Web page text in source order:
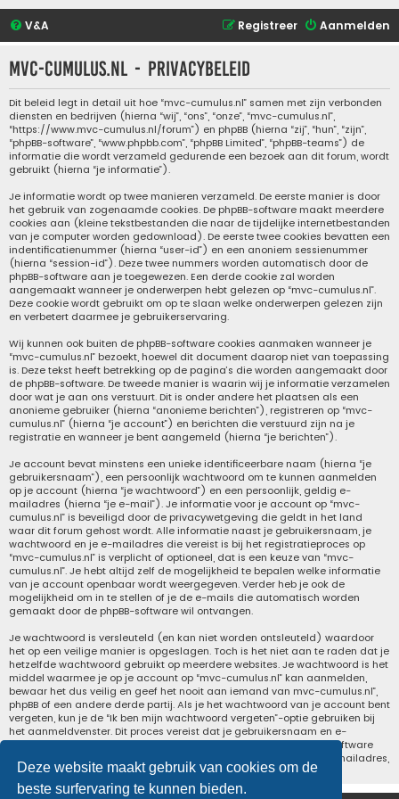
Deze website maakt gebruik van cookies om de
beste surfervaring te kunnen bieden.
V&A Aanmelden
Registreer
mvc-cumulus.nl - Privacybeleid
Dit beleid legt in detail uit hoe “mvc-cumulus.nl” samen met zijn verbonden
diensten en bedrijven (hierna “wij”, “ons”, “onze”, “mvc-cumulus.nl”,
“https://www.mvc-cumulus.nl/forum”) en phpBB (hierna “zij”, “hun”, “zijn”,
“phpBB-software”, “www.phpbb.com”, “phpBB Limited”, “phpBB-teams”) de
informatie die wordt verzameld gedurende een bezoek aan dit forum, wordt
gebruikt (hierna “je informatie”).
Je informatie wordt op twee manieren verzameld. De eerste manier is door
het gebruik van zogenaamde cookies. De phpBB-software maakt meerdere
cookies aan (kleine tekstbestanden die naar de tijdelijke internetbestanden
van je computer worden gedownload). De eerste twee cookies bevatten een
indentificatienummer (hierna “user-id”) en een anoniem sessienummer
(hierna “session-id”). Deze twee nummers worden automatisch door de
phpBB-software aan je toegewezen. Een derde cookie zal worden
aangemaakt wanneer je onderwerpen hebt gelezen op “mvc-cumulus.nl”.
Deze cookie wordt gebruikt om op te slaan welke onderwerpen gelezen zijn
en verbetert daarmee je gebruikerservaring.
Wij kunnen ook buiten de phpBB-software cookies aanmaken wanneer je
“mvc-cumulus.nl” bezoekt, hoewel dit document daarop niet van toepassing
is. Deze tekst heeft betrekking op de pagina’s die worden aangemaakt door
de phpBB-software. De tweede manier is waarin wij je informatie verzamelen
door wat je aan ons verstuurt. Dit is onder andere het plaatsen als een
anonieme gebruiker (hierna “anonieme berichten”), registreren op “mvc-
cumulus.nl” (hierna “je account”) en berichten die verstuurd zijn na je
registratie en wanneer je bent aangemeld (hierna “je berichten”).
Je account bevat minstens een unieke identificeerbare naam (hierna “je
gebruikersnaam”), een persoonlijk wachtwoord om te kunnen aanmelden
op je account (hierna “je wachtwoord”) en een persoonlijk, geldig e-
mailadres (hierna “je e-mail”). Je informatie voor je account op “mvc-
cumulus.nl” is beveiligd door de privacywetgeving die geldt in het land
waar dit forum gehost wordt. Alle informatie naast je gebruikersnaam, je
wachtwoord en je e-mailadres die vereist is bij het registratieproces op
“mvc-cumulus.nl” is verplicht of optioneel, dat is een keuze van “mvc-
cumulus.nl”. Je hebt altijd zelf de mogelijkheid te bepalen welke informatie
van je account openbaar wordt weergegeven. Verder heb je ook de
mogelijkheid om in te stellen of je de e-mails die automatisch worden
gemaakt door de phpBB-software wil ontvangen.
Je wachtwoord is versleuteld (en kan niet worden ontsleuteld) waardoor
het op een veilige manier is opgeslagen. Toch is het niet aan te raden dat je
hetzelfde wachtwoord gebruikt op meerdere websites. Je wachtwoord is het
middel waarmee je op je account op “mvc-cumulus.nl” kan aanmelden,
bewaar het dus veilig en geef het nooit aan iemand van mvc-cumulus.nl”,
phpBB of een andere derde partij. Als je het wachtwoord van je account bent
vergeten, kun je de “Ik ben mijn wachtwoord vergeten”-optie gebruiken bij
het aanmeldvenster. Dit proces vereist dat je gebruikersnaam en e-
mailadres opgeeft van je gebruikersaccount, waarna de phpBB-software
een nieuw wachtwoord zal genereren en zal opsturen naar het e-mailadres,
zodat je je opnieuw kunt aanmelden.